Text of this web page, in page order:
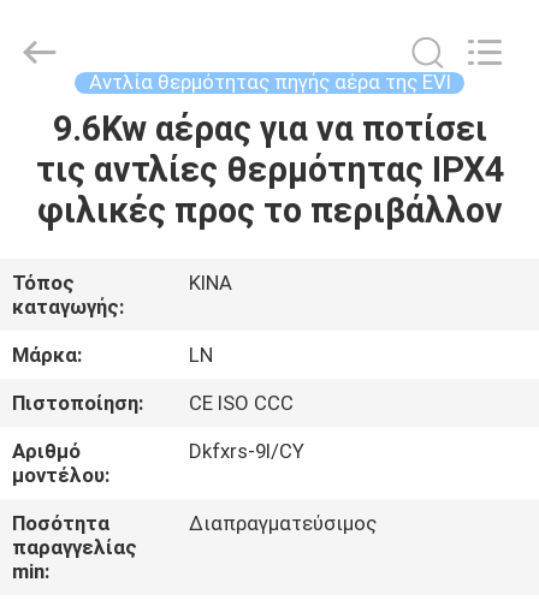
ΣΠΊΤΙ
ΠΡΟΪΌΝΤΑ
ΒΊΝΤΕΟ
ΣΧΕΤΙΚΆ
ΜΕ
ΕΜΆΣ
ΕΠΙΣΚΕΨΉ
ΕΡΓΟΣΤΑΣΊΟΥ
Technology
Αντλία θερμότητας πηγής αέρα της EVI
9.6Kw αέρας για να ποτίσει
τις αντλίες θερμότητας IPX4
φιλικές προς το περιβάλλον
Τόπος
καταγωγής:
ΚΙΝΑ
Μάρκα:
LN
Πιστοποίηση:
CE ISO CCC
Αριθμό
μοντέλου:
Dkfxrs-9I/CY
Ποσότητα
παραγγελίας
min:
Διαπραγματεύσιμος